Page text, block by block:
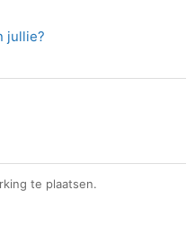
jullie?
te plaatsen.